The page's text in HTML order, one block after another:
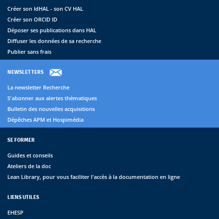
Créer son IdHAL - son CV HAL
Créer son ORCID ID
Déposer ses publications dans HAL
Diffuser les données de sa recherche
Publier sans frais
NEWSLETTERS
La newsletter Recherche
S'abonner aux alertes thématiques
Bulletin des nouvelles acquisitions
Dépêches APM et Hospimédia
SE FORMER
Guides et conseils
Ateliers de la doc
Lean Library, pour vous faciliter l'accès à la documentation en ligne
LIENS UTILES
EHESP